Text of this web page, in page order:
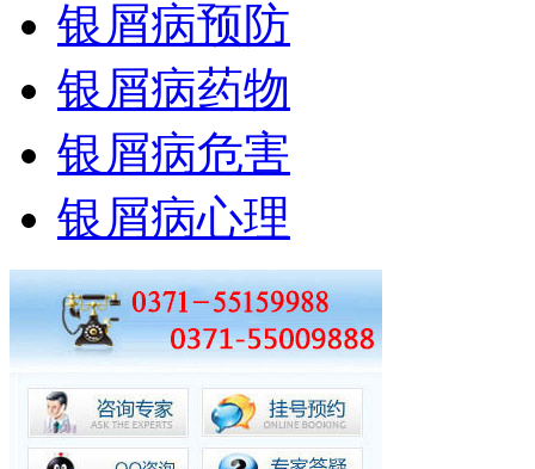
银屑病预防
银屑病药物
银屑病危害
银屑病心理